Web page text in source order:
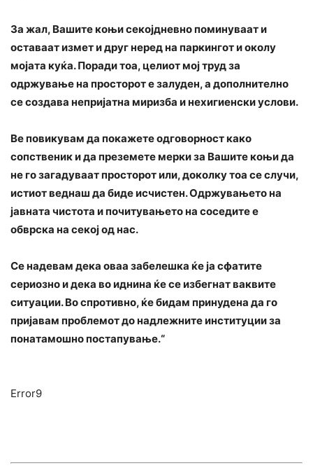
За жал, Вашите коњи секојдневно поминуваат и
оставаат измет и друг неред на паркингот и околу
мојата куќа. Поради тоа, целиот мој труд за
одржување на просторот е залуден, а дополнително
се создава непријатна миризба и нехигиенски услови.
Ве повикувам да покажете одговорност како
сопственик и да преземете мерки за Вашите коњи да
не го загадуваат просторот или, доколку тоа се случи,
истиот веднаш да биде исчистен. Одржувањето на
јавната чистота и почитувањето на соседите е
обврска на секој од нас.
Се надевам дека оваа забелешка ќе ја сфатите
сериозно и дека во иднина ќе се избегнат ваквите
ситуации. Во спротивно, ќе бидам принудена да го
пријавам проблемот до надлежните институции за
понатамошно постапување.“
Error9